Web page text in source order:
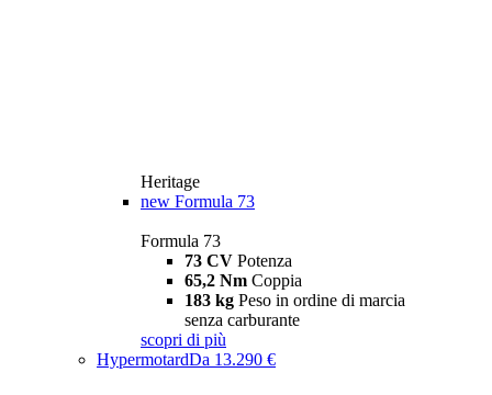
Heritage
new Formula 73
Formula 73
73 CV Potenza
65,2 Nm Coppia
183 kg Peso in ordine di marcia
senza carburante
scopri di più
HypermotardDa 13.290 €